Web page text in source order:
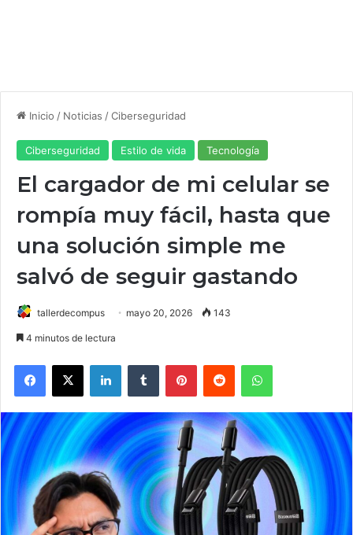
Inicio / Noticias /Ciberseguridad
Ciberseguridad Estilo de vida Tecnología
El cargador de mi celular se
rompía muy fácil, hasta que
una solución simple me
salvó de seguir gastando
tallerdecompus mayo 20, 2026 143
4 minutos de lectura